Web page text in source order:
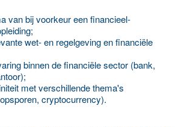
van bij voorkeur een financieel-
wet- en regelgeving en financiële
binnen de financiële sector (bank,
met verschillende thema's
cryptocurrency).